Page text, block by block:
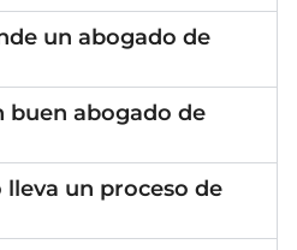
un abogado de
buen abogado de
un proceso de